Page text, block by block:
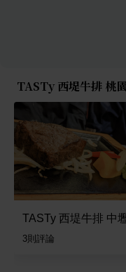
TASTy 西堤牛排 桃
TASTy 西堤牛排 中
3則評論